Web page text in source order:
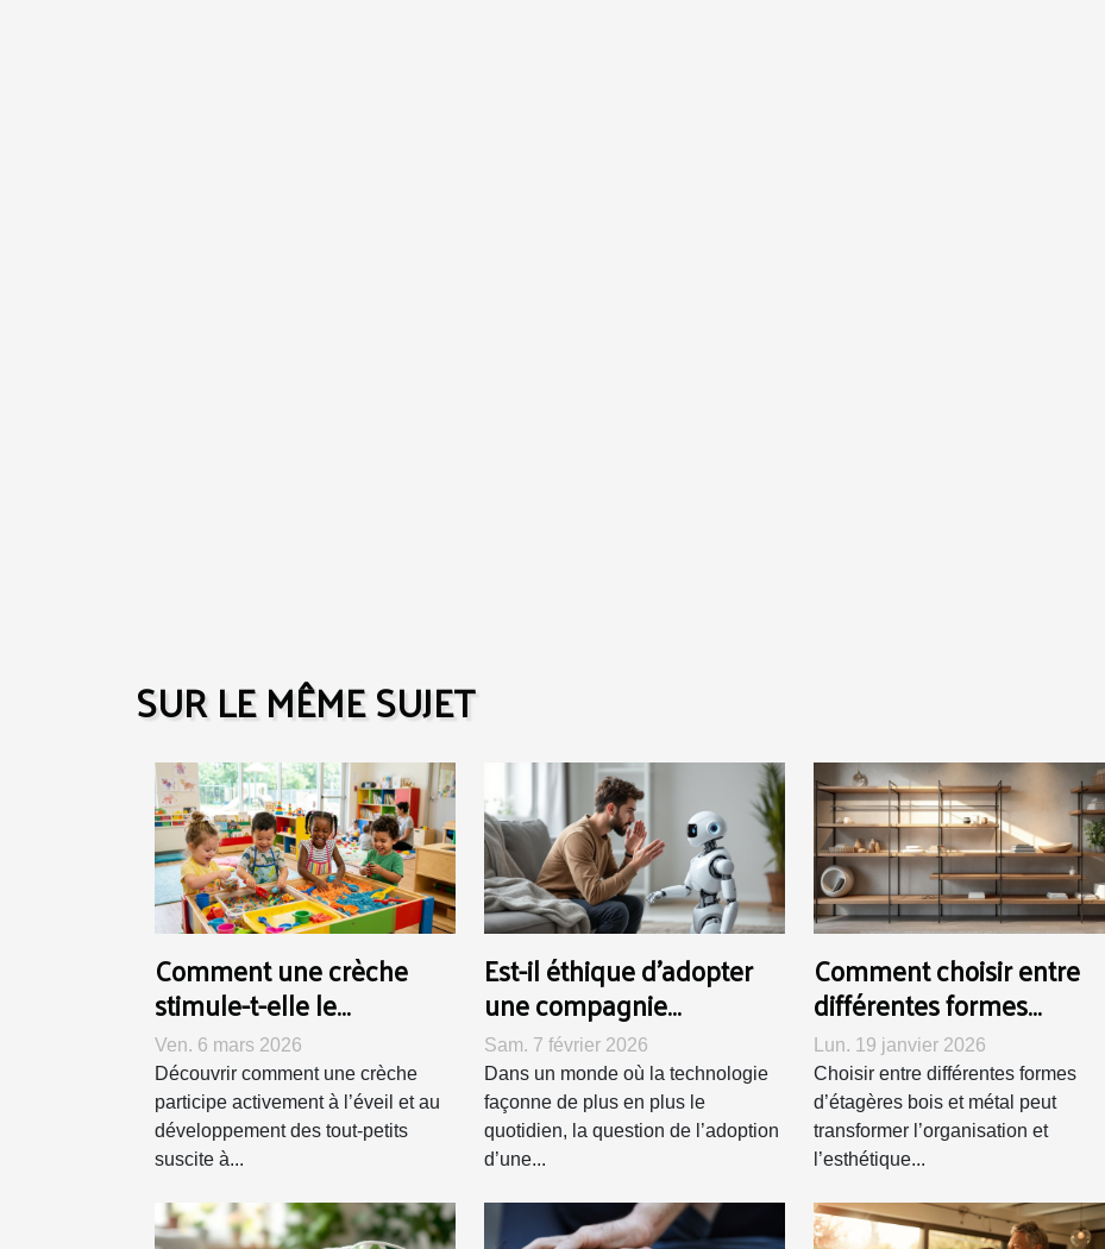
SUR LE MÊME SUJET
Comment une crèche
stimule-t-elle le
développement précoce
des enfants ?
Ven. 6 mars 2026
Découvrir comment une crèche
participe activement à l’éveil et au
développement des tout-petits
suscite à...
Est-il éthique d'adopter
une compagnie
artificielle ?
Sam. 7 février 2026
Dans un monde où la technologie
façonne de plus en plus le
quotidien, la question de l’adoption
d’une...
Comment choisir entre
différentes formes
d'étagères bois et métal ?
Lun. 19 janvier 2026
Choisir entre différentes formes
d’étagères bois et métal peut
transformer l’organisation et
l’esthétique...